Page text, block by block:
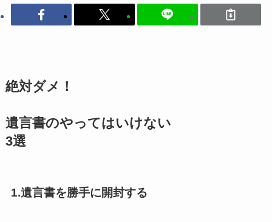
絶対ダメ！
遺言書のやってはいけない
3選
1.遺言書を勝手に開封する